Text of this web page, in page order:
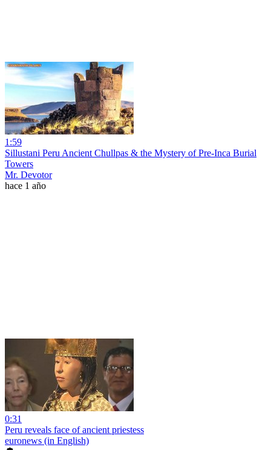
1:59
Sillustani Peru Ancient Chullpas & the Mystery of Pre-Inca Burial
Towers
Mr. Devotor
hace 1 año
0:31
Peru reveals face of ancient priestess
euronews (in English)